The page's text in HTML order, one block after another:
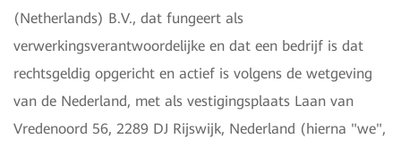
(Netherlands) B.V., dat fungeert als
verwerkingsverantwoordelijke en dat een bedrijf is dat
rechtsgeldig opgericht en actief is volgens de wetgeving
van de Nederland, met als vestigingsplaats Laan van
Vredenoord 56, 2289 DJ Rijswijk, Nederland (hierna "we",